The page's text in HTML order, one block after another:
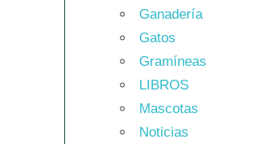
Ganadería
Gatos
Gramíneas
LIBROS
Mascotas
Noticias